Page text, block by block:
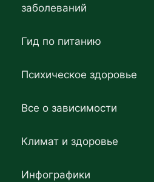
заболеваний
Гид по питанию
Психическое здоровье
Все о зависимости
Климат и здоровье
Инфографики